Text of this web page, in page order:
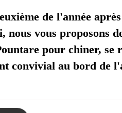
de l'année
nous vous proposons
pour chiner, se
convivial au bord de